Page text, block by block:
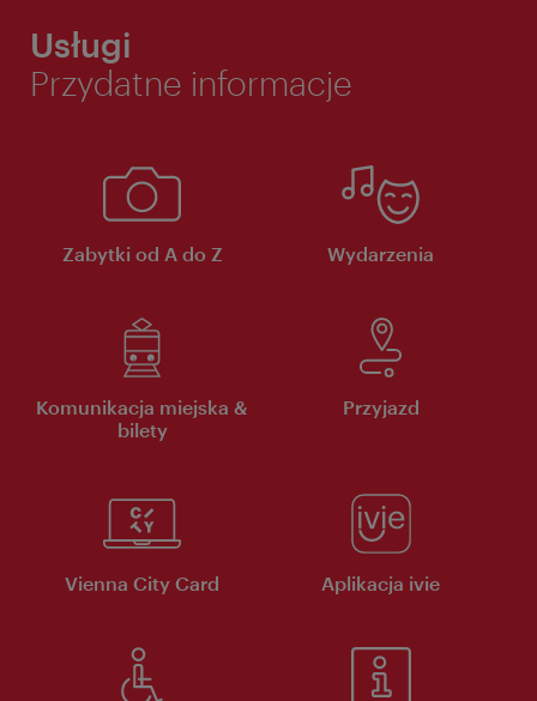
Usługi
Przydatne informacje
Zabytki od A do Z Wydarzenia
Komunikacja miejska &
bilety
Przyjazd
Vienna City Card Aplikacja ivie